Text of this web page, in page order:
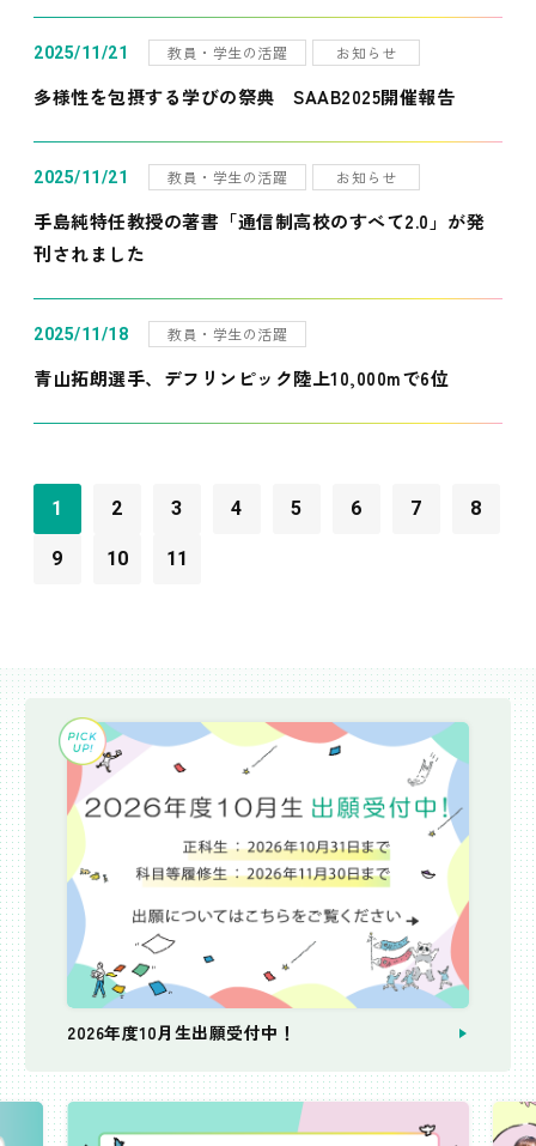
2025/11/21 教員・学生の活躍 お知らせ
多様性を包摂する学びの祭典 SAAB2025開催報告
2025/11/21 教員・学生の活躍 お知らせ
手島純特任教授の著書「通信制高校のすべて2.0」が発
刊されました
2025/11/18 教員・学生の活躍
青山拓朗選手、デフリンピック陸上10,000mで6位
1 2 3 4 5 6 7 8
9 10 11
2026年度10月生出願受付中！